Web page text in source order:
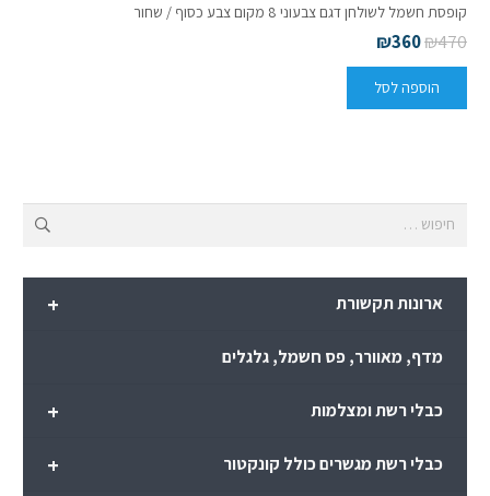
קופסת חשמל לשולחן דגם צבעוני 8 מקום צבע כסוף / שחור
₪470
₪360
הוספה לסל
+ ארונות תקשורת
מדף, מאוורר, פס חשמל, גלגלים
+ כבלי רשת ומצלמות
+ כבלי רשת מגשרים כולל קונקטור